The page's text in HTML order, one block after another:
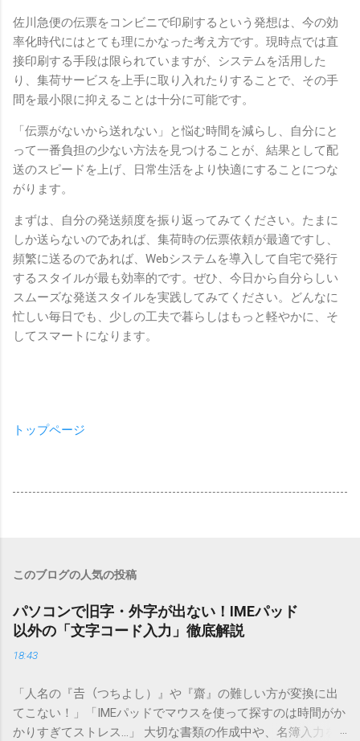
佐川急便の伝票をコンビニで印刷するという発想は、今の効
率化時代にはとても理にかなった考え方です。現時点では直
接印刷する手段は限られていますが、システムを活用した
り、集荷サービスを上手に取り入れたりすることで、その手
間を最小限に抑えることは十分に可能です。
「伝票がないから送れない」と悩む時間を減らし、自分にと
って一番負担の少ない方法を見つけることが、結果として配
送のスピードを上げ、日常生活をより快適にすることにつな
がります。
まずは、自分の発送頻度を振り返ってみてください。たまに
しか送らないのであれば、集荷時の伝票依頼が最適ですし、
頻繁に送るのであれば、Webシステムを導入して自宅で発行
するスタイルが最も効率的です。ぜひ、今日から自分らしい
スムーズな発送スタイルを実践してみてください。どんなに
忙しい毎日でも、少しの工夫で暮らしはもっと軽やかに、そ
してスマートになります。
トップページ
このブログの人気の投稿
パソコンで旧字・外字が出ない！IMEパッド
以外の「文字コード入力」徹底解説
18:43
「人名の『𠮷（つちよし）』や『齋』の難しい方が変換に出
てこない！」「IMEパッドでマウスを使って探すのは時間がか
かりすぎてストレス…」 大切な書類の作成中や、名簿入力を